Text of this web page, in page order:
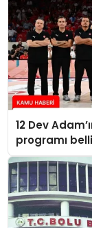
12 Dev
programı